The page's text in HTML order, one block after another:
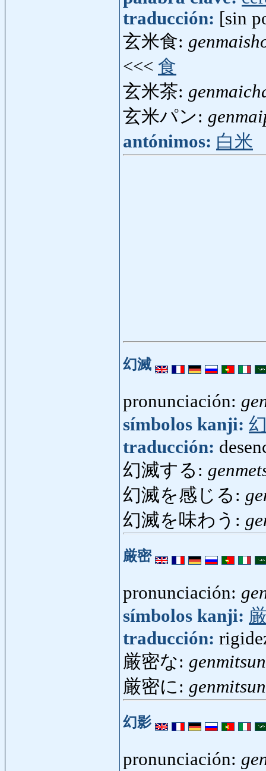
traducción: [sin
玄米食:
<<< 食
玄米茶:
玄米パン:
antónimos: 白米
幻滅
pronunciación:
símbolos kanji:
traducción:
幻滅する:
幻滅を感じる:
幻滅を味わう:
厳密
pronunciación:
símbolos kanji:
traducción:
厳密な:
厳密に:
幻影
pronunciación: